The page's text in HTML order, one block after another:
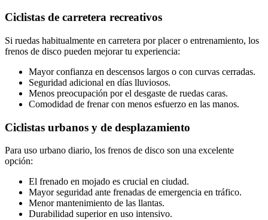
Ciclistas de carretera recreativos
Si ruedas habitualmente en carretera por placer o entrenamiento, los
frenos de disco pueden mejorar tu experiencia:
Mayor confianza en descensos largos o con curvas cerradas.
Seguridad adicional en días lluviosos.
Menos preocupación por el desgaste de ruedas caras.
Comodidad de frenar con menos esfuerzo en las manos.
Ciclistas urbanos y de desplazamiento
Para uso urbano diario, los frenos de disco son una excelente
opción:
El frenado en mojado es crucial en ciudad.
Mayor seguridad ante frenadas de emergencia en tráfico.
Menor mantenimiento de las llantas.
Durabilidad superior en uso intensivo.